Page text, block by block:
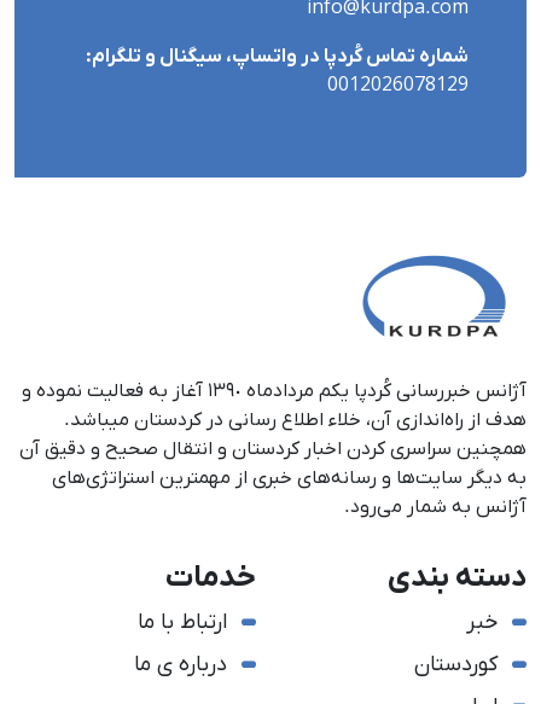
info@kurdpa.com
شماره تماس کُردپا در واتساپ، سیگنال و تلگرام:
0012026078129
آژانس خبررسانی کُردپا یکم مردادماه ١٣٩٠ آغاز به فعالیت نموده و
هدف از راه‌اندازی آن، خلاء اطلاع رسانی در کردستان می‎باشد.
همچنین سراسری کردن اخبار کردستان و انتقال صحیح و دقیق آن
به دیگر سایت‌ها و رسانه‌های خبری از مهمترین استراتژی‌های
آژانس به شمار می‌رود.
دسته بندی
خبر
کوردستان
خدمات
ارتباط با ما
درباره ی ما